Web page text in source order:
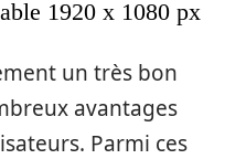
1920 x 1080 px
un très bon
avantages
Parmi ces